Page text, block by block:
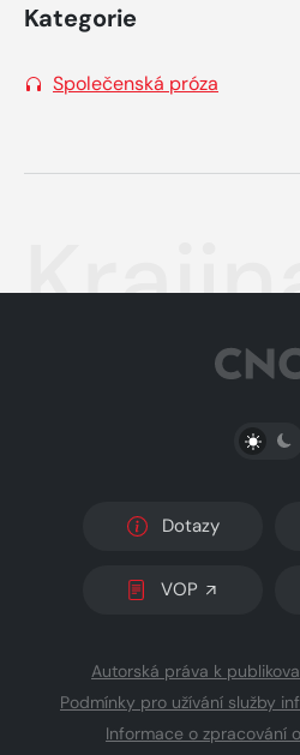
Kategorie
Společenská próza
Dotazy
VOP
Autorská práva k
Podmínky pro užívání služby
Informace o zpracování